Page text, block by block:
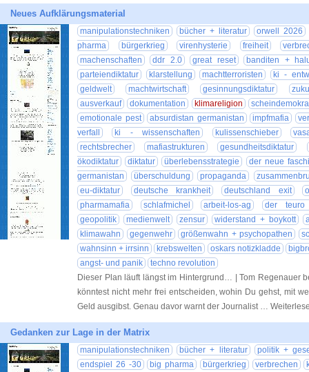
Neues Aufklärungsmaterial
manipulationstechniken bücher + literatur
orwell 2026
pharma
bürgerkrieg virenhysterie freiheit
machenschaften
ddr 2.0 great reset
banditen +
parteiendiktatur
klarstellung machtterroristen
ki -
geldwelt
machtwirtschaft gesinnungsdiktatur
ausverkauf
dokumentation klimareligion
emotionale pest
absurdistan germanistan impfmafia
verfall
ki - wissenschaften kulissenschieber
rechtsbrecher
mafiastrukturen
gesundheitsdiktatur
ökodiktatur
diktatur überlebensstrategie
der neue
germanistan
überschuldung propaganda
eu-diktatur
deutsche krankheit deutschland exit
pharmamafia
schlafmichel arbeit-los-ag
der
geopolitik
medienwelt zensur widerstand + boykott
klimawahn
gegenwehr größenwahn + psychopathen
wahnsinn + irrsinn
krebswelten oskars notizkladde
angst- und panik
techno revolution
Dieser Plan läuft längst im Hintergrund… | Tom Regenauer
könntest nicht mehr frei entscheiden, wohin Du gehst, mit
Geld ausgibst. Genau davor warnt der Journalist …
Gedanken zur Lage in der Matrix
manipulationstechniken bücher + literatur
politik +
endspiel 26 -30
big pharma bürgerkrieg verbrechen